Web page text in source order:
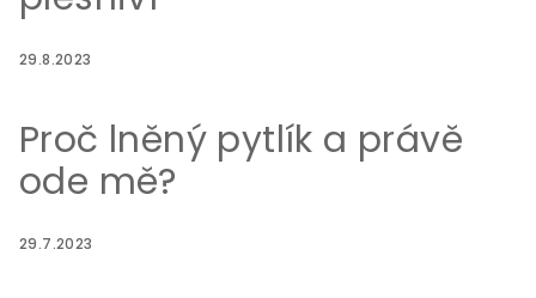
29.8.2023
Proč lněný pytlík a právě
ode mě?
29.7.2023